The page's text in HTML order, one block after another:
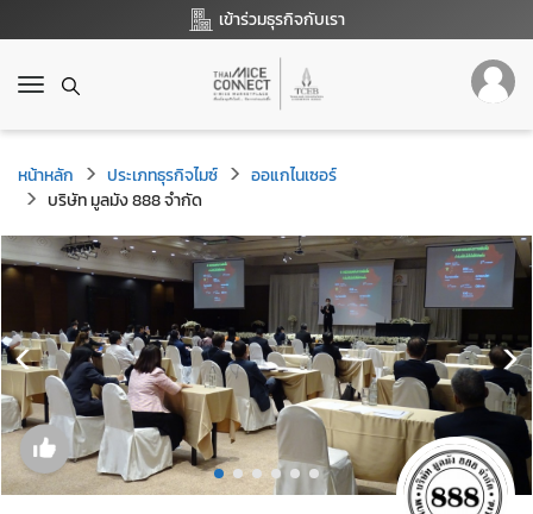
เข้าร่วมธุรกิจกับเรา
T
g
g
l
e
n
a
g
a
t
i
o
n
หน้าหลัก ประเภทธุรกิจไมซ์
ออแกไนเซอร์
บริษัท มูลมัง 888 จำกัด